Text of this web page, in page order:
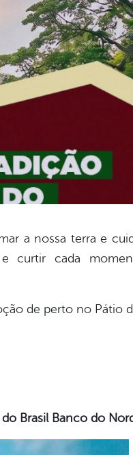
a nossa terra e
e curtir cada
de perto no Pátio
Brasil Banco do